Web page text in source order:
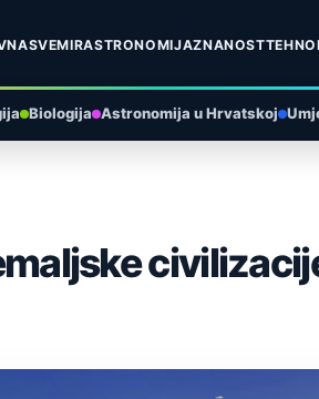
SVEMIRASTRONOMIJAZNANOST
Biologija Astronomija u Hrvatskoj